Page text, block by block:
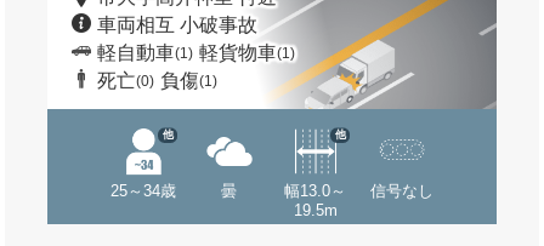
車両相互 小破事故
軽自動車(1) 軽貨物車(1)
死亡(0) 負傷(1)
25～34歳
他
曇
幅13.0～
19.5m
他
信号なし